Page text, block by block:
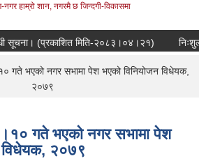
नगर हाम्रो शान, नगरमै छ जिन्दगी-विकासमा
(प्रकाशित मिति-२०८३।०४।२१) निःशुल्क
गते भएको नगर सभामा पेश भएको विनियोजन विधेयक,
२०७९
गते भएको नगर सभामा पेश
विधेयक, २०७९